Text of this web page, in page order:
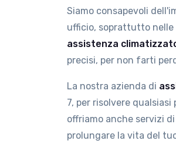
Siamo consapevoli
ufficio, soprattutto nelle
assistenza
precisi, per non farti
La nostra azienda di
7, per risolvere
offriamo anche servizi
prolungare la vita del